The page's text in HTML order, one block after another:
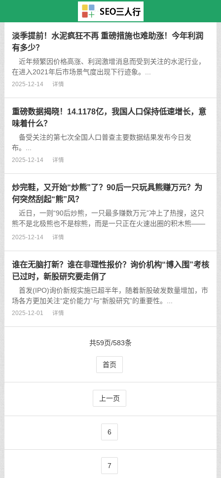
> 北京
淡季提前！水泥疯狂不再 重磅措施也难助涨！今年利润
有多少？
近年频繁因价格高涨、利润激增消息而受到关注的水泥行业，
在进入2021年后市场景气度出现下行迹象。...
2025-12-14 详情
重磅数据揭晓！14.1178亿，我国人口保持低速增长，意
味着什么？
备受关注的第七次全国人口普查主要数据结果发布今日发
布。...
2025-12-14 详情
炒完鞋，又开始“炒熊”了？90后一只玩具熊赚万元？为
何突然刮起“熊”风？
近日，一则“90后炒熊，一只最多赚数万元”冲上了热搜，这只
熊不是北极熊也不是棕熊，而是一只正在火速出圈的积木熊——
一种潮玩。在浙江杭州的一家小众咖啡馆内，记者看到了一整面
2025-12-14 详情
谁在无脑打新？谁在非理性报价？询价机构“博入围”考核
已过时，新股研究要走俏了
首发(IPO)询价新规实施已超半年，随着新股破发数量增加，市
场各方更加关注“定价能力”与“新股研究”的重要性。...
2025-12-01 详情
共59页/583条
首页
上一页
6
7